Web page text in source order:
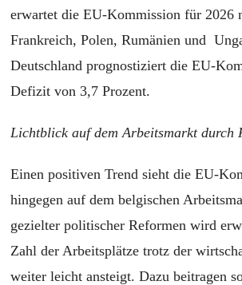
erwartet die EU-Kommission für 2026
Frankreich, Polen, Rumänien und
Deutschland prognostiziert die EU-
Defizit von 3,7 Prozent.
Lichtblick auf dem Arbeitsmarkt durch
Einen positiven Trend sieht die EU-
hingegen auf dem belgischen
gezielter politischer Reformen wird
Zahl der Arbeitsplätze trotz der
weiter leicht ansteigt. Dazu beitragen